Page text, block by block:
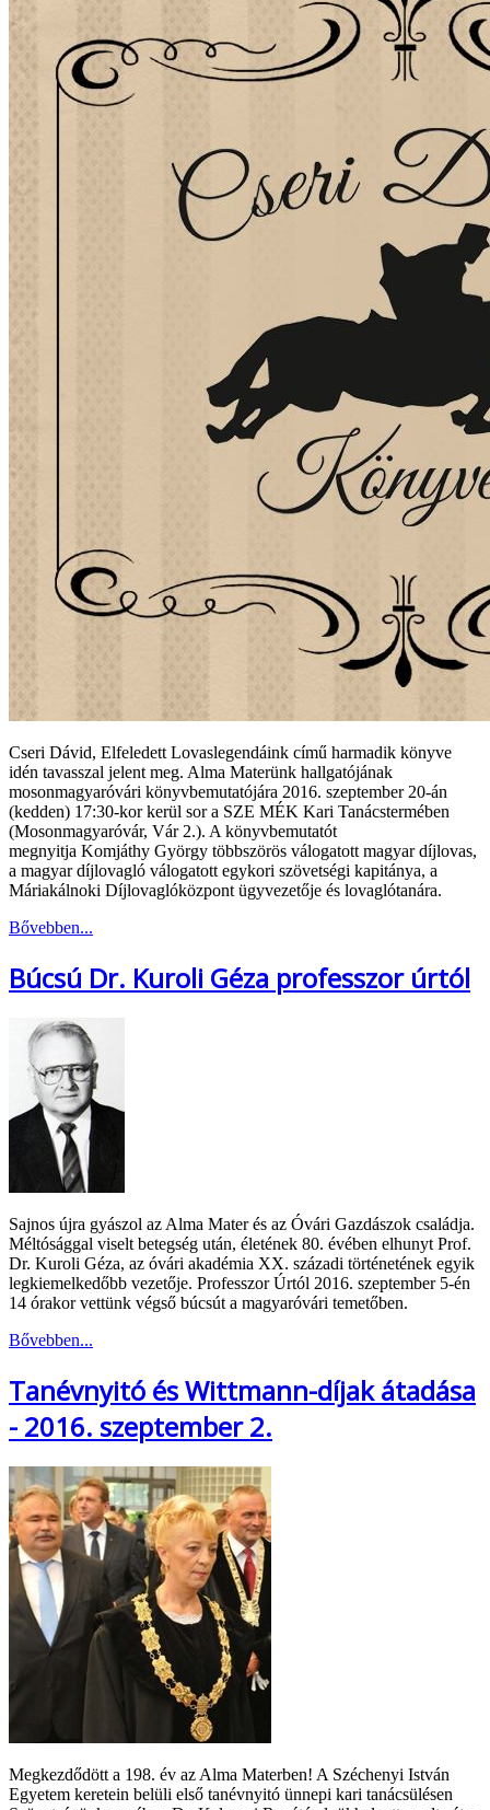
Cseri Dávid, Elfeledett Lovaslegendáink című harmadik könyve
idén tavasszal jelent meg. Alma Materünk hallgatójának
mosonmagyaróvári könyvbemutatójára 2016. szeptember 20-án
(kedden) 17:30-kor kerül sor a SZE MÉK Kari Tanácstermében
(Mosonmagyaróvár, Vár 2.). A könyvbemutatót
megnyitja Komjáthy György többszörös válogatott magyar díjlovas,
a magyar díjlovagló válogatott egykori szövetségi kapitánya, a
Máriakálnoki Díjlovaglóközpont ügyvezetője és lovaglótanára.
Bővebben...
Búcsú Dr. Kuroli Géza professzor úrtól
Sajnos újra gyászol az Alma Mater és az Óvári Gazdászok családja.
Méltósággal viselt betegség után, életének 80. évében elhunyt Prof.
Dr. Kuroli Géza, az óvári akadémia XX. századi történetének egyik
legkiemelkedőbb vezetője. Professzor Úrtól 2016. szeptember 5-én
14 órakor vettünk végső búcsút a magyaróvári temetőben.
Bővebben...
Tanévnyitó és Wittmann-díjak átadása
- 2016. szeptember 2.
Megkezdődött a 198. év az Alma Materben! A Széchenyi István
Egyetem keretein belüli első tanévnyitó ünnepi kari tanácsülésen